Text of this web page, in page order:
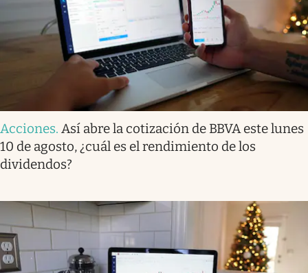
Acciones. Así abre la cotización de BBVA este lunes
10 de agosto, ¿cuál es el rendimiento de los
dividendos?